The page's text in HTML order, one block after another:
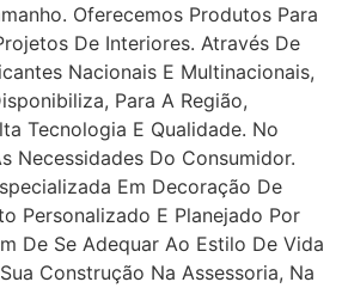
Oferecemos Produtos Para
De Interiores. Através De
Nacionais E Multinacionais,
Para A Região,
Tecnologia E Qualidade. No
Necessidades Do Consumidor.
Em Decoração De
Personalizado E Planejado Por
De Se Adequar Ao Estilo De Vida
Construção Na Assessoria, Na